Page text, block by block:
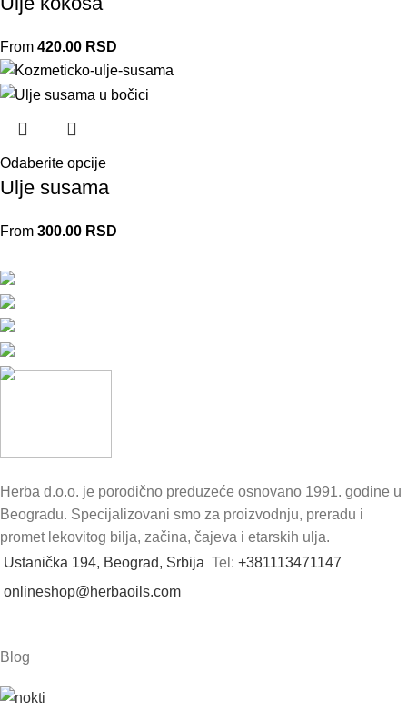
From 420.00 RSD
Odaberite opcije
Ulje susama
From 300.00 RSD
Herba d.o.o. je porodično preduzeće osnovano 1991. godine u
Beogradu. Specijalizovani smo za proizvodnju, preradu i
promet lekovitog bilja, začina, čajeva i etarskih ulja.
Ustanička 194, Beograd, Srbija Tel: +381113471147
onlineshop@herbaoils.com
Blog